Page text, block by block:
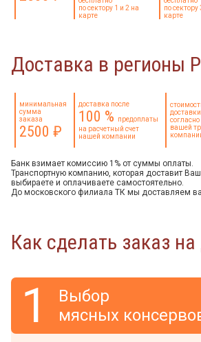
по сектору 1 и 2 на
карте
по сектору
карте
Доставка в регионы
минимальная
сумма
заказа
2500 ₽
доставка после
100 %
предоплаты
на расчетный счет
нашей компании
доставки
вашей
Банк взимает комиссию 1% от суммы оплаты.
Транспортную компанию, которая доставит
выбираете и оплачиваете самостоятельно.
До московского филиала ТК мы доставляем
Как сделать заказ
1
Выбор
мясных